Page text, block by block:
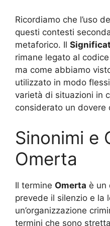
Ricordiamo che l’uso
questi contesti
metaforico. Il
rimane legato al
ma come abbiamo
utilizzato in modo
varietà di situazioni in
considerato un dovere
Sinonimi e
Omerta
Il termine Omerta è un
prevede il silenzio e la
un’organizzazione
termini che sono